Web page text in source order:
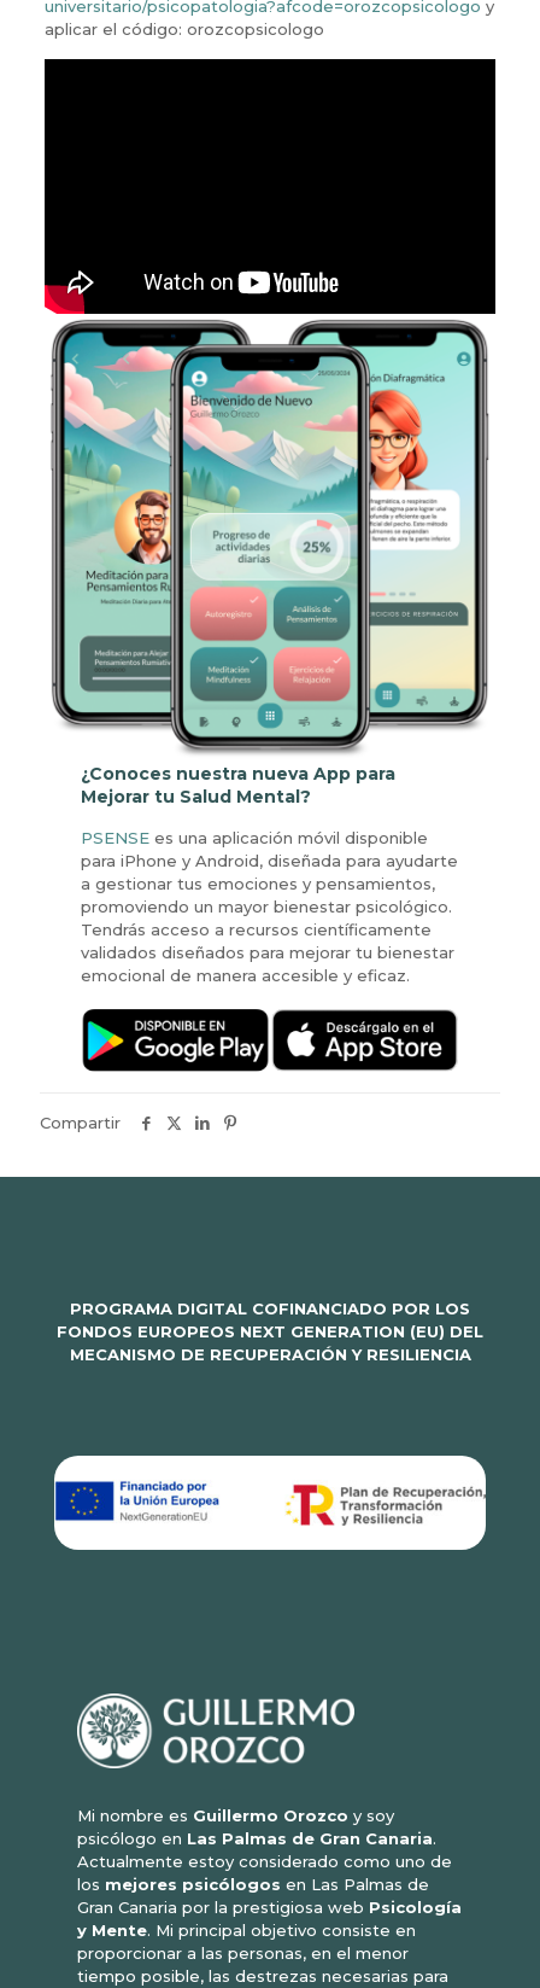
universitario/psicopatologia?afcode=orozcopsicologo y
aplicar el código: orozcopsicologo
¿Conoces nuestra nueva App para
Mejorar tu Salud Mental?
PSENSE es una aplicación móvil disponible
para iPhone y Android, diseñada para ayudarte
a gestionar tus emociones y pensamientos,
promoviendo un mayor bienestar psicológico.
Tendrás acceso a recursos científicamente
validados diseñados para mejorar tu bienestar
emocional de manera accesible y eficaz.
Compartir
PROGRAMA DIGITAL COFINANCIADO POR LOS
FONDOS EUROPEOS NEXT GENERATION (EU) DEL
MECANISMO DE RECUPERACIÓN Y RESILIENCIA
Mi nombre es Guillermo Orozco y soy
psicólogo en Las Palmas de Gran Canaria.
Actualmente estoy considerado como uno de
los mejores psicólogos en Las Palmas de
Gran Canaria por la prestigiosa web Psicología
y Mente. Mi principal objetivo consiste en
proporcionar a las personas, en el menor
tiempo posible, las destrezas necesarias para